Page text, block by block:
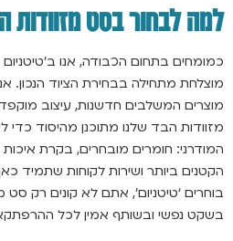
למה לבחור בסט מזוודות
כמומחים בתחום הכבודה, אנו ב’טיטניום
מוצלחת מתחילה בבחירת הציוד הנכון.
מוצרים המשלבים חדשנות, עיצוב
מזוודות הבד שלנו מתוכנן מהיסוד כדי
המודרני: חומרים מובחרים, בקרת
הקטנים ביותר ושירות לקוחות שתמיד
בוחרים ‘טיטניום’, אתם לא קונים רק
בשקט נפשי ובשותף אמין לכל